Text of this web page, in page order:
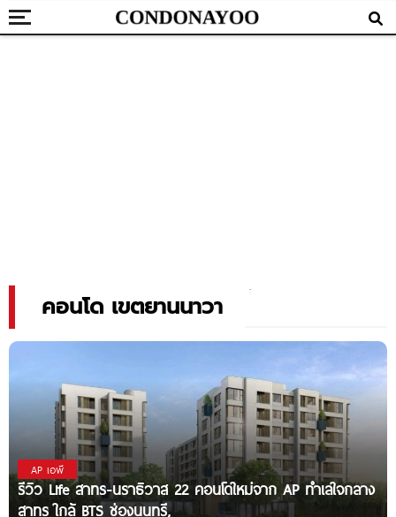
คอนโด เขตยานนาวา
AP เอพี
รีวิว Life สาทร-นราธิวาส 22 คอนโดใหม่จาก AP ทำเลใจกลาง
สาทร ใกล้ BTS ช่องนนทรี,